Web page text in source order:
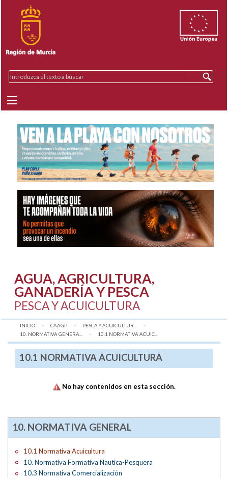
AGUA, AGRICULTURA,
GANADERÍA Y PESCA
PESCA Y ACUICULTURA
INICIO CAAGP
PESCA Y ACUICULTUR...
10. NORMATIVA GENERA...
AQUÍ:
10.1 NORMATIVA ACUIC...
10.1 NORMATIVA ACUICULTURA
No hay contenidos en esta sección.
10. NORMATIVA GENERAL
10.1 Normativa Acuicultura
10. Normativa Formativa Nautica-Pesquera
10.3 Normativa Comercialización